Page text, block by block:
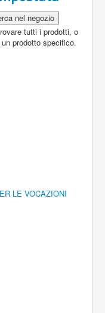
tutti i prodotti, o
prodotto specifico.
LE VOCAZIONI